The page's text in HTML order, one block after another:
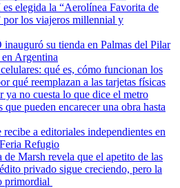
elegida la “Aerolínea Favorita de
por los viajeros millennial y
su tienda en Palmas del Pilar
Argentina
qué es, cómo funcionan los
qué reemplazan a las tarjetas físicas
ya no cuesta lo que dice el metro
que pueden encarecer una obra hasta
recibe a editoriales independientes en
Refugio
de Marsh revela que el apetito de las
privado sigue creciendo, pero la
primordial